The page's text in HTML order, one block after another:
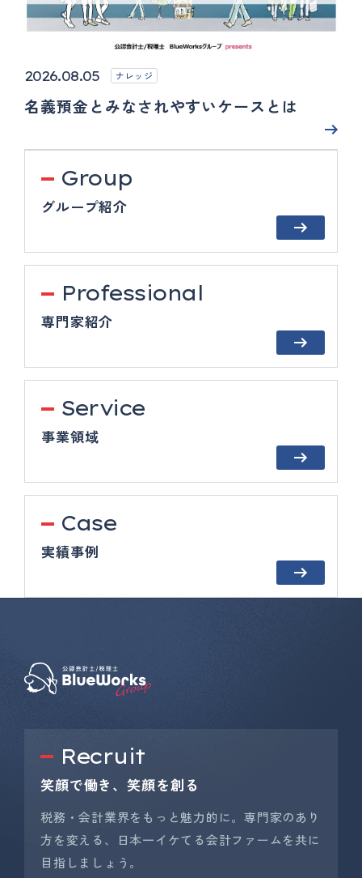
2026.08.05 ナレッジ
名義預金とみなされやすいケースとは
Group
グループ紹介
Professional
専門家紹介
Service
事業領域
Case
実績事例
Recruit
笑顔で働き、笑顔を創る
税務・会計業界をもっと魅力的に。専門家のあり
方を変える、日本一イケてる会計ファームを共に
目指しましょう。